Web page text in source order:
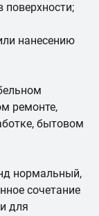
поверхности;
нанесению
ремонте,
бытовом
нормальный,
сочетание
для